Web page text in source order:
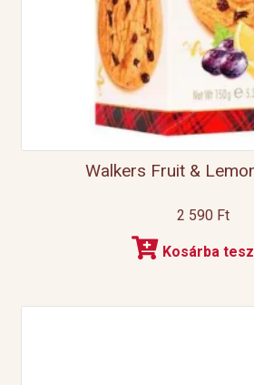
Walkers Fruit &
2 590 Ft
Kosárba